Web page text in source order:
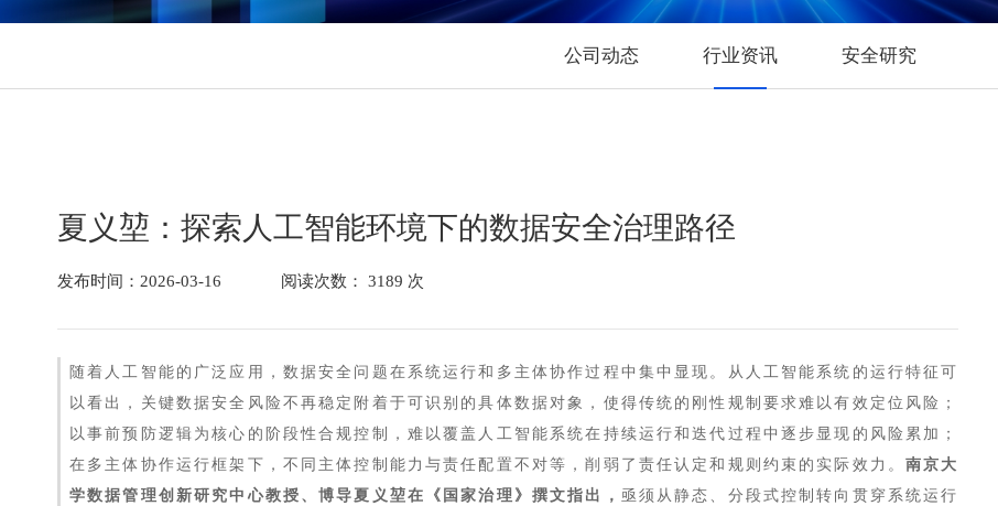
API审计
数据分类分级咨询服务
公司动态 行业资讯 安全研究
夏义堃：探索人工智能环境下的数据安全治理路径
发布时间：2026-03-16 阅读次数： 3189 次
随着人工智能的广泛应用，数据安全问题在系统运行和多主体协作过程中集中显现。从人工智能系统的运行特征可
以看出，关键数据安全风险不再稳定附着于可识别的具体数据对象，使得传统的刚性规制要求难以有效定位风险；
以事前预防逻辑为核心的阶段性合规控制，难以覆盖人工智能系统在持续运行和迭代过程中逐步显现的风险累加；
在多主体协作运行框架下，不同主体控制能力与责任配置不对等，削弱了责任认定和规则约束的实际效力。南京大
学数据管理创新研究中心教授、博导夏义堃在《国家治理》撰文指出， 亟须从静态、分段式控制转向贯穿系统运行